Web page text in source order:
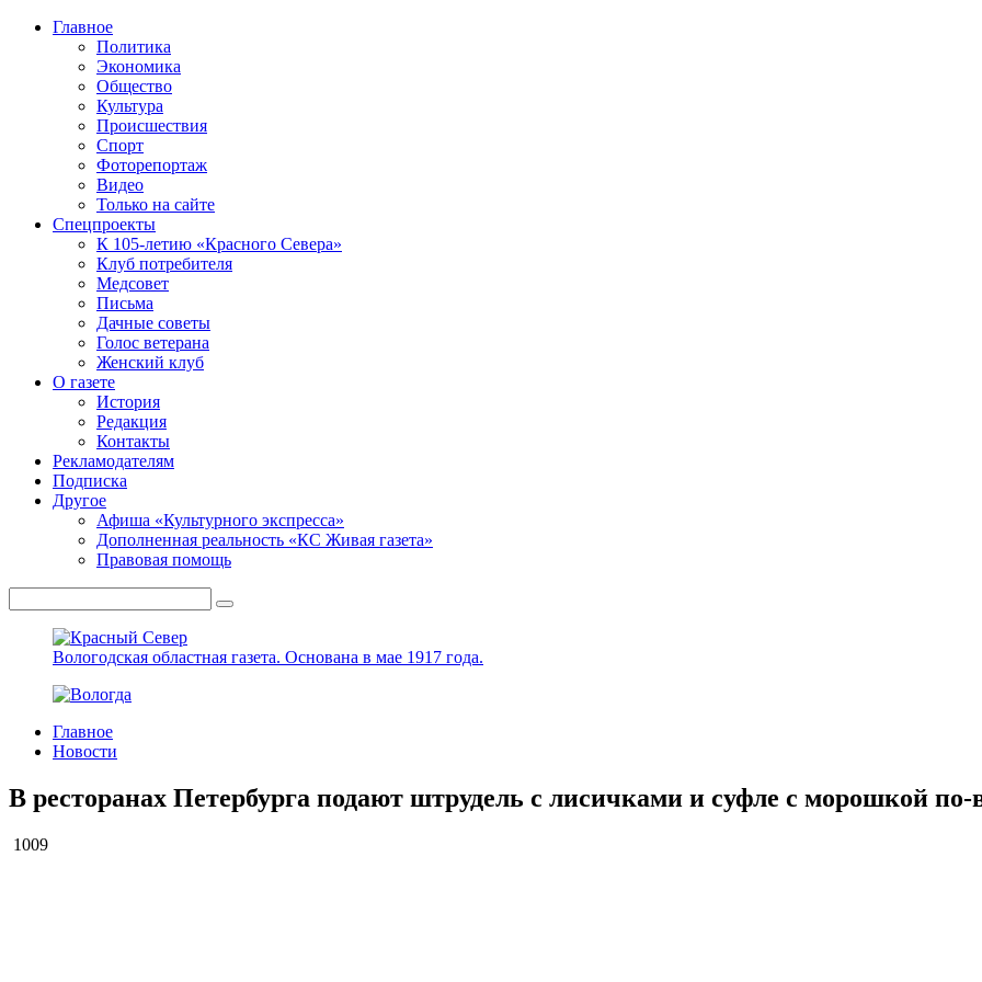
Главное
Политика
Экономика
Общество
Культура
Происшествия
Спорт
Фоторепортаж
Видео
Только на сайте
Спецпроекты
К 105-летию «Красного Севера»
Клуб потребителя
Медсовет
Письма
Дачные советы
Голос ветерана
Женский клуб
О газете
История
Редакция
Контакты
Рекламодателям
Подписка
Другое
Афиша «Культурного экспресса»
Дополненная реальность «КС Живая газета»
Правовая помощь
Вологодская областная газета. Основана в мае 1917 года.
Главное
Новости
В ресторанах Петербурга подают штрудель с лисичками и суфле с морошкой по-
1009